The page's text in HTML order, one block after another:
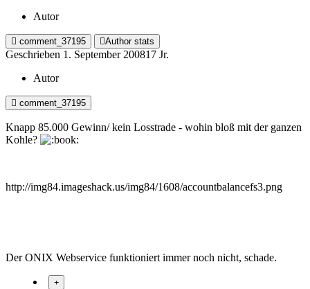
Autor
comment_37195 Author stats
Geschrieben 1. September 200817 Jr.
Autor
comment_37195
Knapp 85.000 Gewinn/ kein Losstrade - wohin bloß mit der ganzen
Kohle?
http://img84.imageshack.us/img84/1608/accountbalancefs3.png
Der ONIX Webservice funktioniert immer noch nicht, schade.